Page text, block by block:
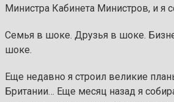
Министра Кабинета Министров, и я
Семья в шоке. Друзья в шоке.
шоке.
Еще недавно я строил великие
Британии… Еще месяц назад я